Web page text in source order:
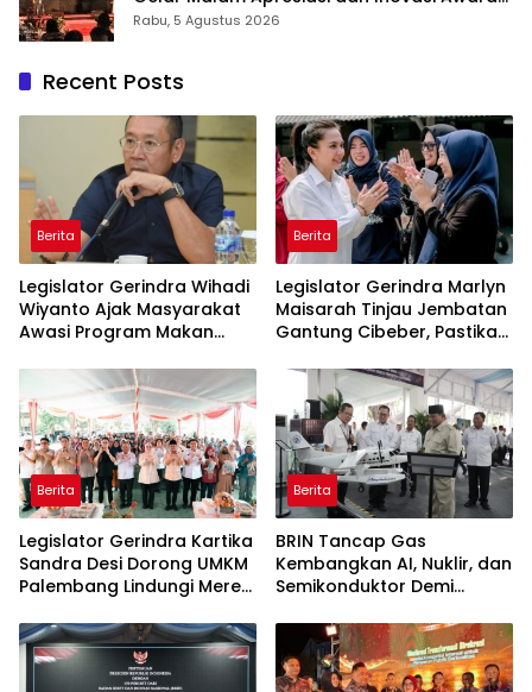
2026: Panggung Penghargaan bagi
Rabu, 5 Agustus 2026
Recent Posts
Berita
Legislator Gerindra Wihadi
Wiyanto Ajak Masyarakat
Awasi Program Makan
Sasaran
Berita
Legislator Gerindra Marlyn
Maisarah Tinjau Jembatan
Gantung Cibeber, Pastikan
Berita
Legislator Gerindra Kartika
Sandra Desi Dorong UMKM
Palembang Lindungi Merek
Berita
BRIN Tancap Gas
Kembangkan AI, Nuklir, dan
Semikonduktor Demi
Indonesia